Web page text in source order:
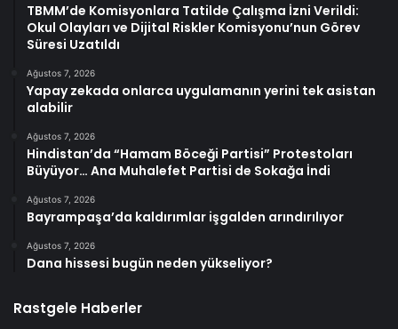
TBMM’de Komisyonlara Tatilde Çalışma İzni Verildi:
Okul Olayları ve Dijital Riskler Komisyonu’nun Görev
Süresi Uzatıldı
Ağustos 7, 2026
Yapay zekada onlarca uygulamanın yerini tek asistan
alabilir
Ağustos 7, 2026
Hindistan’da “Hamam Böceği Partisi” Protestoları
Büyüyor… Ana Muhalefet Partisi de Sokağa İndi
Ağustos 7, 2026
Bayrampaşa’da kaldırımlar işgalden arındırılıyor
Ağustos 7, 2026
Dana hissesi bugün neden yükseliyor?
Rastgele Haberler